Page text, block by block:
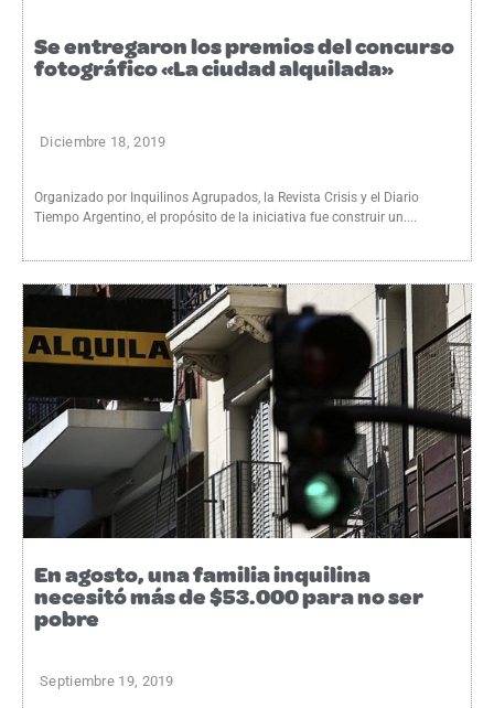
Se entregaron los premios del concurso
fotográfico «La ciudad alquilada»
Diciembre 18, 2019
Organizado por Inquilinos Agrupados, la Revista Crisis y el Diario
Tiempo Argentino, el propósito de la iniciativa fue construir un....
En agosto, una familia inquilina
necesitó más de $53.000 para no ser
pobre
Septiembre 19, 2019